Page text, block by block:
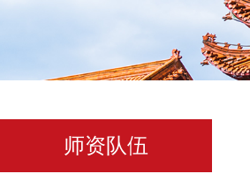
师资队伍